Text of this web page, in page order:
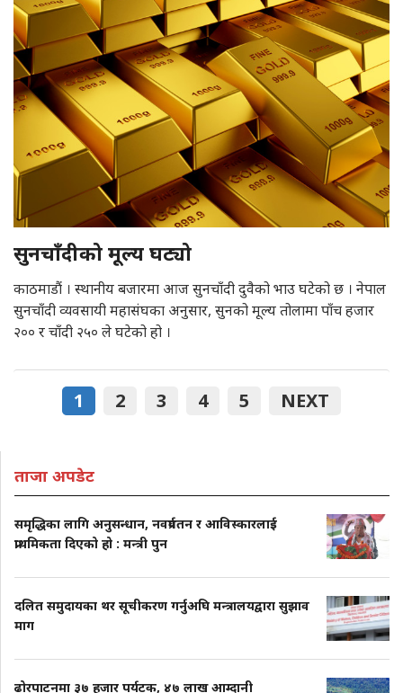
सुनचाँदीको मूल्य घट्यो
काठमाडौं । स्थानीय बजारमा आज सुनचाँदी दुवैको भाउ घटेको छ । नेपाल
सुनचाँदी व्यवसायी महासंघका अनुसार, सुनको मूल्य तोलामा पाँच हजार
२०० र चाँदी २५० ले घटेको हो ।
1 2 3 4 5 NEXT
ताजा अपडेट
समृद्धिका लागि अनुसन्धान, नवप्रर्वतन र आविस्कारलाई
प्राथमिकता दिएको हो : मन्त्री पुन
दलित समुदायका थर सूचीकरण गर्नुअघि मन्त्रालयद्वारा सुझाव
माग
ढोरपाटनमा ३७ हजार पर्यटक, ४७ लाख आम्दानी